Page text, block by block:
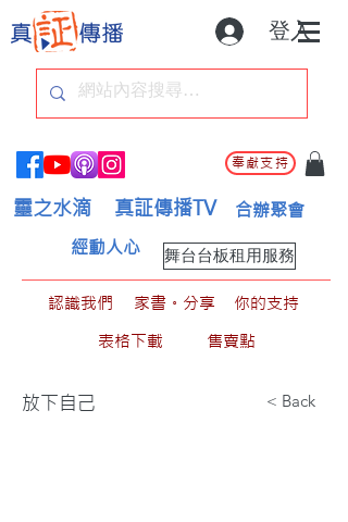
登入
奉獻支持
靈之水滴 真証傳播TV 合辦聚會
舞台台板租用服務
經動人心
認識我們 家書。分享
你的支持
表格下載
售賣點
放下自己 < Back